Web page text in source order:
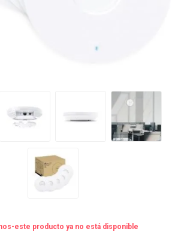
este producto ya no está disponible